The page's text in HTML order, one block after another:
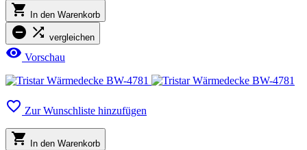
 In den Warenkorb
  vergleichen
 Vorschau
 Zur Wunschliste hinzufügen
 In den Warenkorb